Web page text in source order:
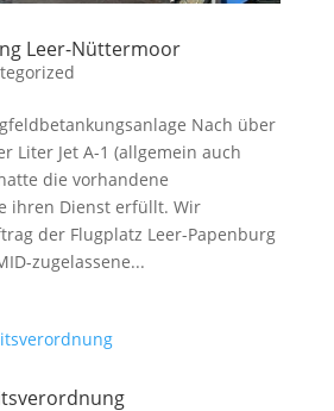
Leer-Nüttermoor
Nach über
Liter Jet A-1 (allgemein auch
die vorhandene
ihren Dienst erfüllt. Wir
der Flugplatz Leer-Papenburg
zugelassene...